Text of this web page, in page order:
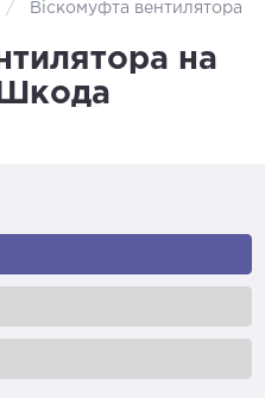
Віскомуфта вентилятора
на